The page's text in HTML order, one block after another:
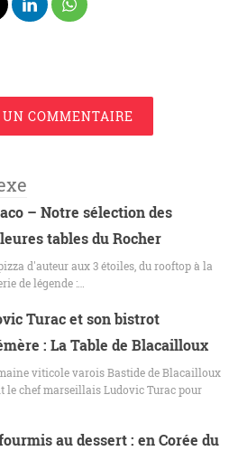
COMMENTAIRE
– Notre sélection des
tables du Rocher
d'auteur aux 3 étoiles, du rooftop à la
de légende :…
Turac et son bistrot
: La Table de Blacailloux
viticole varois Bastide de Blacailloux
le chef marseillais Ludovic Turac pour
au dessert : en Corée du